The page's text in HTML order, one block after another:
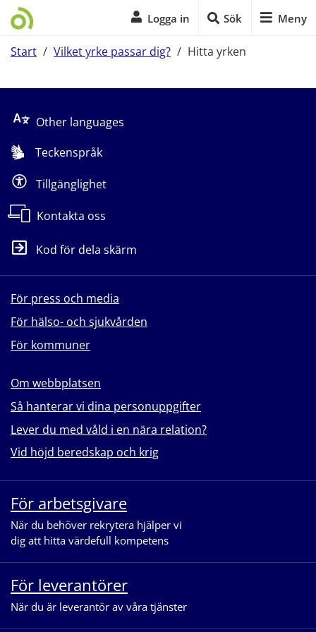
Logga in Sök Meny
Start / Vilket yrke passar dig? / Hitta yrken
Other languages
Teckenspråk
Tillgänglighet
Kontakta oss
Kod för dela skärm
För press och media
För hälso- och sjukvården
För kommuner
Om webbplatsen
Så hanterar vi dina personuppgifter
Lever du med våld i en nära relation?
Vid höjd beredskap och krig
För arbetsgivare
När du behöver rekrytera hjälper vi
dig att hitta värdefull kompetens
För leverantörer
När du är leverantör av våra tjänster